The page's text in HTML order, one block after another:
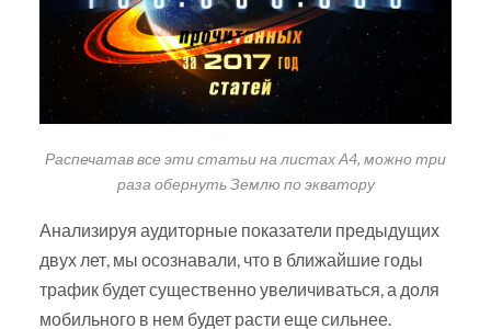
Распечатав все эти статьи на листах А4, можно три
раза обернуть Землю по экватору
Анализируя аудиторные показатели предыдущих
двух лет, мы осознавали, что в ближайшие годы
трафик будет существенно увеличиваться, а доля
мобильного в нем будет расти еще сильнее.